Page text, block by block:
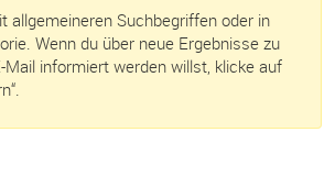
allgemeineren Suchbegriffen oder in
Wenn du über neue Ergebnisse zu
Mail informiert werden willst, klicke auf